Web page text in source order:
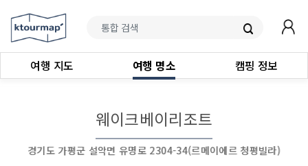
여행 지도 여행 명소 캠핑 정보
웨이크베이리조트
경기도 가평군 설악면 유명로 2304-34(르메이에르 청평빌라)